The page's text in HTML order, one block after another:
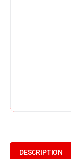
DESCRIPTION